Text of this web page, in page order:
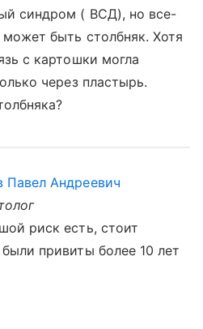
синдром ( ВСД), но все-
быть столбняк. Хотя
с картошки могла
через пластырь.
Павел Андреевич
риск есть, стоит
привиты более 10 лет